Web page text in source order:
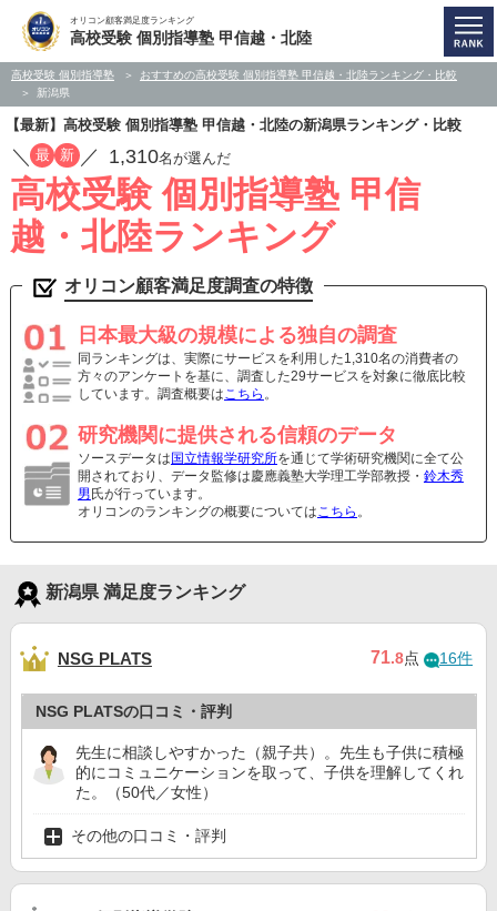
オリコン顧客満足度ランキング
高校受験 個別指導塾 甲信越・北陸
高校受験 個別指導塾
おすすめの高校受験 個別指導塾 甲信越・北陸ランキング・比較
新潟県
【最新】高校受験 個別指導塾 甲信越・北陸の新潟県ランキング・比較
／ 最 新 ／ 1,310名が選んだ
高校受験 個別指導塾 甲信
越・北陸ランキング
オリコン顧客満足度調査の特徴
日本最大級の規模による独自の調査
同ランキングは、実際にサービスを利用した1,310名の消費者の
方々のアンケートを基に、調査した29サービスを対象に徹底比較
しています。調査概要はこちら 。
研究機関に提供される信頼のデータ
ソースデータは 国立情報学研究所を通じて学術研究機関に全て公
開されており、データ監修は慶應義塾大学理工学部教授・ 鈴木秀
男 氏が行っています。
オリコンのランキングの概要についてはこちら 。
新潟県 満足度ランキング
NSG PLATS 71.8点 16件
NSG PLATSの口コミ・評判
先生に相談しやすかった（親子共）。先生も子供に積極
的にコミュニケーションを取って、子供を理解してくれ
た。（50代／女性）
その他の口コミ・評判